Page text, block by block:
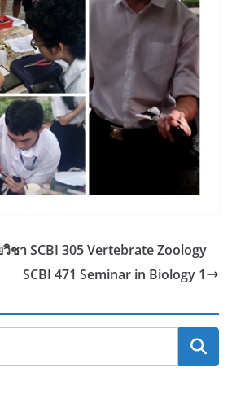
ชา SCBI 305 Vertebrate Zoology
SCBI 471 Seminar in Biology 1